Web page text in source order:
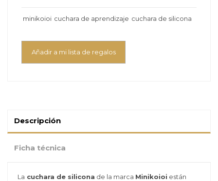
minikoioi cuchara de aprendizaje cuchara de silicona
Añadir a mi lista de regalos
Descripción
Ficha técnica
La cuchara de silicona de la marca Minikoioi están